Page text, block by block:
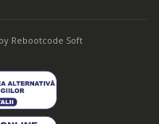
Rebootcode Soft